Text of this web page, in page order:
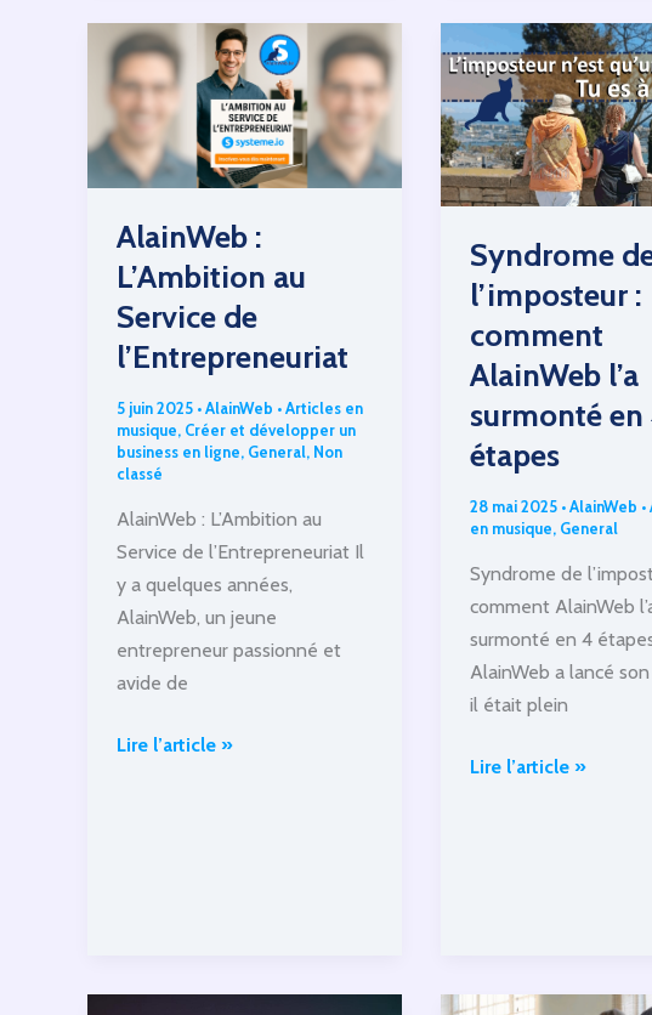
mon
activité
ligne
avec
le
de
bord
systeme.io
AlainWeb :
L’Ambition au
Service de
l’Entrepreneuriat
5 juin 2025 •AlainWeb •Articles en
musique, Créer et développer un
business en ligne, General, Non
classé
AlainWeb : L’Ambition au
Service de l’Entrepreneuriat Il
y a quelques années,
AlainWeb, un jeune
entrepreneur passionné et
avide de
AlainWeb
Lire l’article »
Syndrome
l’imposteur :
comment
AlainWeb l’a
surmonté en
étapes
28 mai 2025 •AlainWeb •
en musique, General
Syndrome de
comment AlainWeb
surmonté en 4
AlainWeb a lancé
il était plein
Syndrome
surmonté
Lire l’article »